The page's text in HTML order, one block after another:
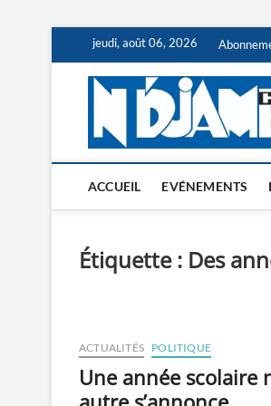
content
jeudi, août 06, 2026
ACCUEIL EVÉNEMENTS
Étiquette : Des
ACTUALITÉS POLITIQUE
Une année scolaire